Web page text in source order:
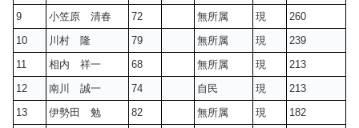
9
小笠原 清春 72 無所属 現
260
10
川村 隆 79 無所属 現
239
11
相内 祥一 68 無所属 現
213
12
南川 誠一 74 自民 現
213
13
伊勢田 勉 82 無所属 現
182